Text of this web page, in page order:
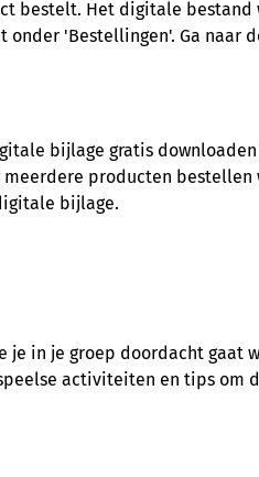
bestelt. Het digitale
'Bestellingen'. Ga
bijlage gratis
producten
bijlage.
in je groep doordacht gaat
activiteiten en tips om